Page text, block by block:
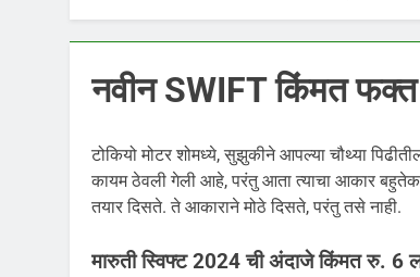
नवीन SWIFT किंमत
टोकियो मोटर शोमध्ये, सुझुकीने आपल्या चौथ्या
कायम ठेवली गेली आहे, परंतु आता त्याचा आकार बहुतेक
तयार दिसते. ते आकाराने मोठे दिसते, परंतु तसे नाही.
मारुती स्विफ्ट 2024 ची अंदाजे किंमत रु. 6